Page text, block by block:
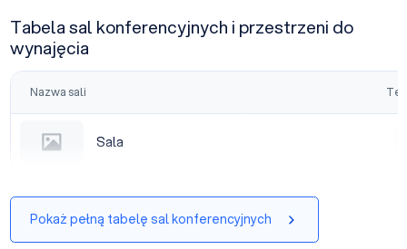
Tabela sal konferencyjnych i przestrzeni do
wynajęcia
Nazwa sali
Sala
Sala
Pokaż pełną tabelę sal konferencyjnych